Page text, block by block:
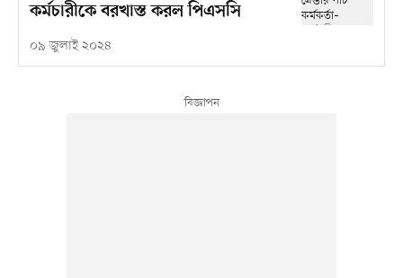
কর্মচারীকে বরখাস্ত করল পিএসসি
০৯ জুলাই ২০২৪